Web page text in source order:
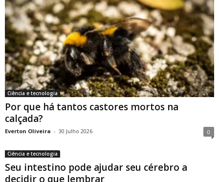
Ciência e tecnologia
Por que há tantos castores mortos na
calçada?
Everton Oliveira - 30 Julho 2026 0
Ciência e tecnologia
Seu intestino pode ajudar seu cérebro a
decidir o que lembrar